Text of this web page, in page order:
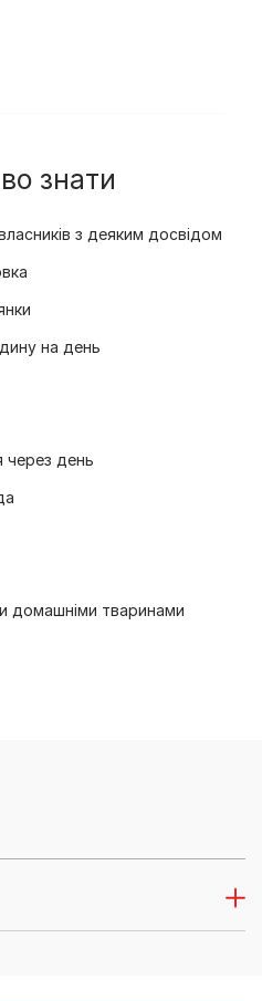
знати
з деяким досвідом
на день
через день
домашніми тваринами